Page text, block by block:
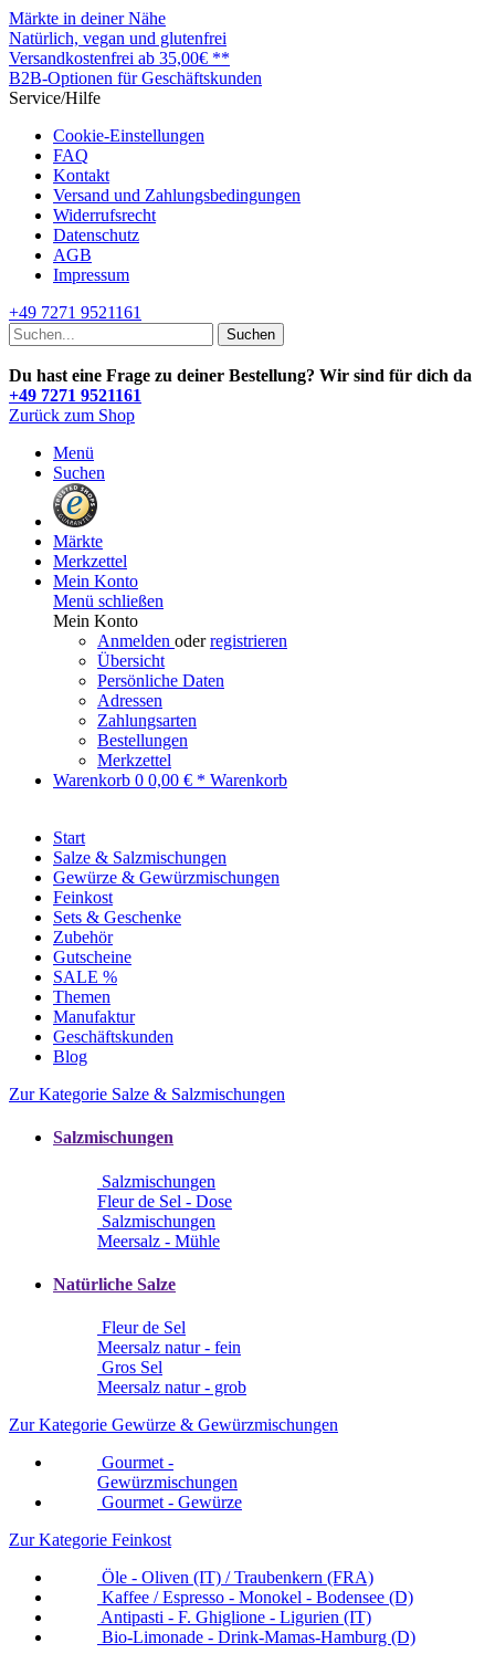
Märkte in deiner Nähe
Natürlich, vegan und glutenfrei
Versandkostenfrei ab 35,00€ **
B2B-Optionen für Geschäftskunden
Service/Hilfe
Cookie-Einstellungen
FAQ
Kontakt
Versand und Zahlungsbedingungen
Widerrufsrecht
Datenschutz
AGB
Impressum
+49 7271 9521161
Suchen
Du hast eine Frage zu deiner Bestellung? Wir sind für dich da
+49 7271 9521161
Zurück zum Shop
Menü
Suchen
Märkte
Merkzettel
Mein Konto
Menü schließen
Mein Konto
Anmelden oderregistrieren
Übersicht
Persönliche Daten
Adressen
Zahlungsarten
Bestellungen
Merkzettel
Warenkorb 0 0,00 € * Warenkorb
Start
Salze & Salzmischungen
Gewürze & Gewürzmischungen
Feinkost
Sets & Geschenke
Zubehör
Gutscheine
SALE %
Themen
Manufaktur
Geschäftskunden
Blog
Zur Kategorie Salze & Salzmischungen
Salzmischungen
Salzmischungen
Fleur de Sel - Dose
Salzmischungen
Meersalz - Mühle
Natürliche Salze
Fleur de Sel
Meersalz natur - fein
Gros Sel
Meersalz natur - grob
Zur Kategorie Gewürze & Gewürzmischungen
Gourmet -
Gewürzmischungen
Gourmet - Gewürze
Zur Kategorie Feinkost
Öle - Oliven (IT) / Traubenkern (FRA)
Kaffee / Espresso - Monokel - Bodensee (D)
Antipasti - F. Ghiglione - Ligurien (IT)
Bio-Limonade - Drink-Mamas-Hamburg (D)